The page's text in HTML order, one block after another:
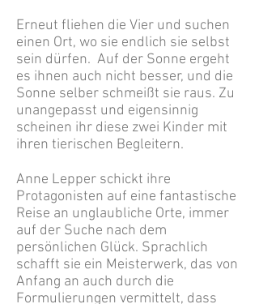
Erneut fliehen die Vier und suchen
einen Ort, wo sie endlich sie selbst
sein dürfen. Auf der Sonne ergeht
es ihnen auch nicht besser, und die
Sonne selber schmeißt sie raus. Zu
unangepasst und eigensinnig
scheinen ihr diese zwei Kinder mit
ihren tierischen Begleitern.
Anne Lepper schickt ihre
Protagonisten auf eine fantastische
Reise an unglaubliche Orte, immer
auf der Suche nach dem
persönlichen Glück. Sprachlich
schafft sie ein Meisterwerk, das von
Anfang an auch durch die
Formulierungen vermittelt, dass